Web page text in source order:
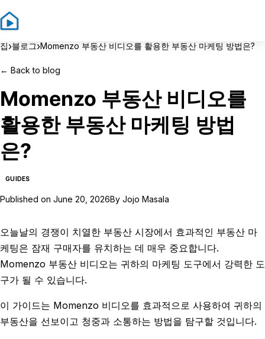
집›블로그›Momenzo 부동산 비디오를 활용한 부동산 마케팅 방법은?
← Back to blog
Momenzo 부동산 비디오를
활용한 부동산 마케팅 방법
은?
GUIDES
Published on June 20, 2026By Jojo Masala
오늘날의 경쟁이 치열한 부동산 시장에서 효과적인 부동산 마
케팅은 잠재 구매자를 유치하는 데 매우 중요합니다.
Momenzo 부동산 비디오는 귀하의 마케팅 도구에서 강력한 도
구가 될 수 있습니다.
이 가이드는 Momenzo 비디오를 효과적으로 사용하여 귀하의
부동산을 선보이고 청중과 소통하는 방법을 탐구할 것입니다.